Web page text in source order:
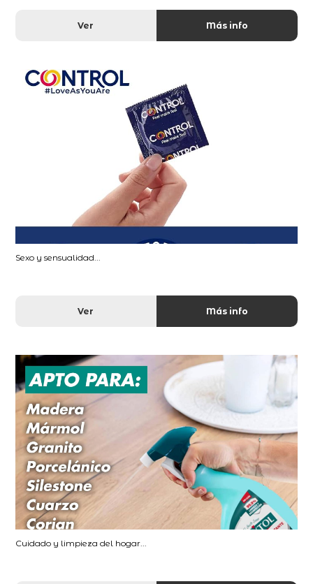
Ver Más info
Sexo y sensualidad...
Ver Más info
Cuidado y limpieza del hogar...